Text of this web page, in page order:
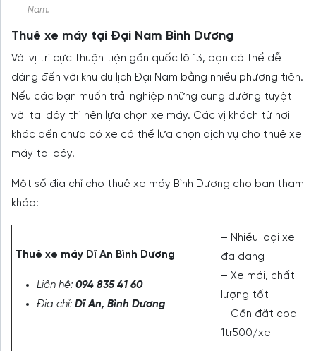
Nam.
Thuê xe máy tại Đại Nam Bình Dương
Với vị trí cực thuận tiện gần quốc lộ 13, bạn có thể dễ
dàng đến với khu du lịch Đại Nam bằng nhiều phương tiện.
Nếu các bạn muốn trải nghiệp những cung đường tuyệt
vời tại đây thì nên lựa chọn xe máy. Các vị khách từ nơi
khác đến chưa có xe có thể lựa chọn dịch vụ cho thuê xe
máy tại đây.
Một số địa chỉ cho thuê xe máy Bình Dương cho bạn tham
khảo:
Thuê xe máy Dĩ An Bình Dương
Liên hệ: 094 835 41 60
Địa chỉ: Dĩ An, Bình Dương
– Nhiều loại xe
đa dạng
– Xe mới, chất
lượng tốt
– Cần đặt cọc
1tr500/xe